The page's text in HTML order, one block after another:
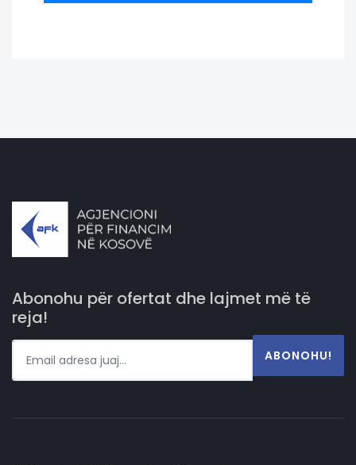
Abonohu për ofertat dhe lajmet më të
reja!
ABONOHU!